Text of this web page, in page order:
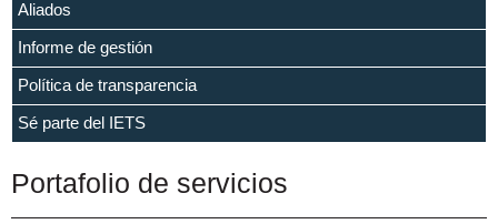
Aliados
Informe de gestión
Política de transparencia
Sé parte del IETS
Portafolio de servicios